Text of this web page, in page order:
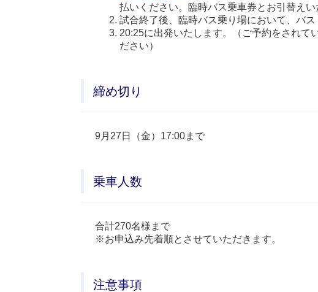
払いください。臨時バス乗車券とお引替えい
試合終了後、臨時バス乗り場において、バ
20:25に出発いたします。（ご予約をされて
ださい）
締め切り
9月27日（金）17:00まで
乗車人数
合計270名様まで
※お申込み先着順とさせていただきます。
注意事項